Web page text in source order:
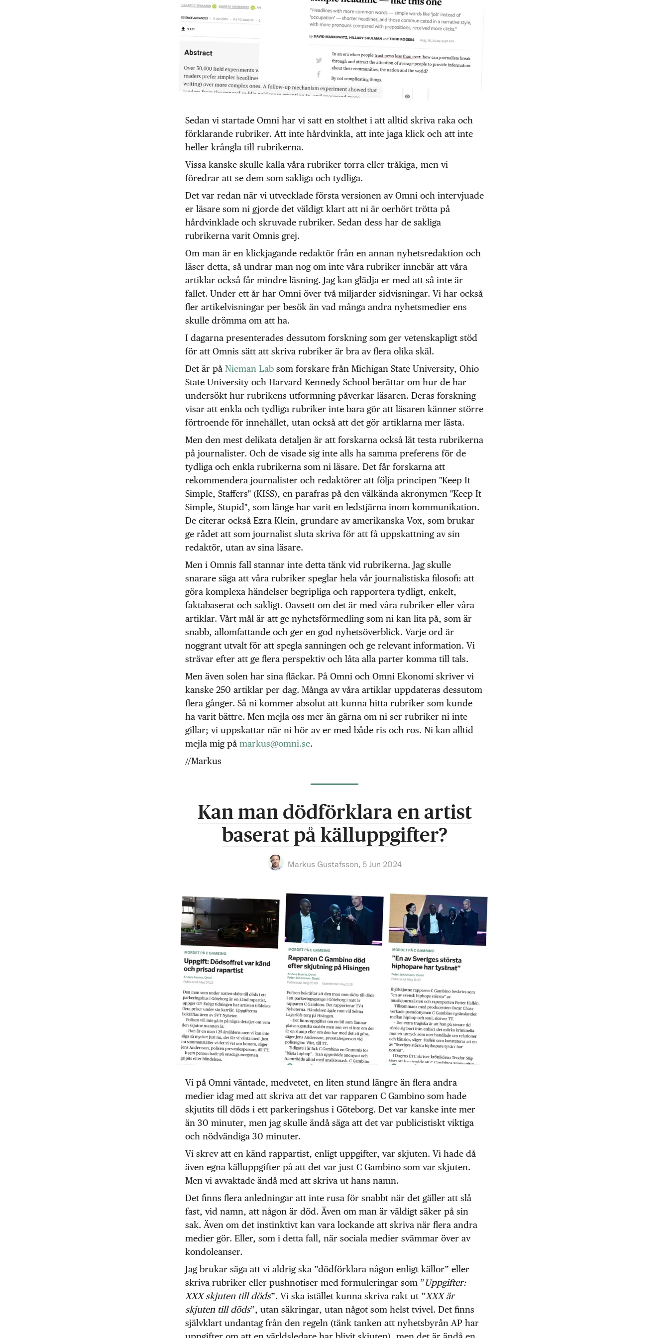
Sedan vi startade Omni har vi satt en stolthet i att alltid skriva raka och
förklarande rubriker. Att inte hårdvinkla, att inte jaga klick och att inte
heller krångla till rubrikerna.
Vissa kanske skulle kalla våra rubriker torra eller tråkiga, men vi
föredrar att se dem som sakliga och tydliga.
Det var redan när vi utvecklade första versionen av Omni och intervjuade
er läsare som ni gjorde det väldigt klart att ni är oerhört trötta på
hårdvinklade och skruvade rubriker. Sedan dess har de sakliga
rubrikerna varit Omnis grej.
Om man är en klickjagande redaktör från en annan nyhetsredaktion och
läser detta, så undrar man nog om inte våra rubriker innebär att våra
artiklar också får mindre läsning. Jag kan glädja er med att så inte är
fallet. Under ett år har Omni över två miljarder sidvisningar. Vi har också
fler artikelvisningar per besök än vad många andra nyhetsmedier ens
skulle drömma om att ha.
I dagarna presenterades dessutom forskning som ger vetenskapligt stöd
för att Omnis sätt att skriva rubriker är bra av flera olika skäl.
Det är på Nieman Lab som forskare från Michigan State University, Ohio
State University och Harvard Kennedy School berättar om hur de har
undersökt hur rubrikens utformning påverkar läsaren. Deras forskning
visar att enkla och tydliga rubriker inte bara gör att läsaren känner större
förtroende för innehållet, utan också att det gör artiklarna mer lästa.
Men den mest delikata detaljen är att forskarna också lät testa rubrikerna
på journalister. Och de visade sig inte alls ha samma preferens för de
tydliga och enkla rubrikerna som ni läsare. Det får forskarna att
rekommendera journalister och redaktörer att följa principen "Keep It
Simple, Staffers" (KISS), en parafras på den välkända akronymen "Keep It
Simple, Stupid", som länge har varit en ledstjärna inom kommunikation.
De citerar också Ezra Klein, grundare av amerikanska Vox, som brukar
ge rådet att som journalist sluta skriva för att få uppskattning av sin
redaktör, utan av sina läsare.
Men i Omnis fall stannar inte detta tänk vid rubrikerna. Jag skulle
snarare säga att våra rubriker speglar hela vår journalistiska filosofi: att
göra komplexa händelser begripliga och rapportera tydligt, enkelt,
faktabaserat och sakligt. Oavsett om det är med våra rubriker eller våra
artiklar. Vårt mål är att ge nyhetsförmedling som ni kan lita på, som är
snabb, allomfattande och ger en god nyhetsöverblick. Varje ord är
noggrant utvalt för att spegla sanningen och ge relevant information. Vi
strävar efter att ge flera perspektiv och låta alla parter komma till tals.
Men även solen har sina fläckar. På Omni och Omni Ekonomi skriver vi
kanske 250 artiklar per dag. Många av våra artiklar uppdateras dessutom
flera gånger. Så ni kommer absolut att kunna hitta rubriker som kunde
ha varit bättre. Men mejla oss mer än gärna om ni ser rubriker ni inte
gillar; vi uppskattar när ni hör av er med både ris och ros. Ni kan alltid
mejla mig på markus@omni.se.
//Markus
Kan man dödförklara en artist
baserat på källuppgifter?
Markus Gustafsson, 5 Jun 2024
Vi på Omni väntade, medvetet, en liten stund längre än flera andra
medier idag med att skriva att det var rapparen C Gambino som hade
skjutits till döds i ett parkeringshus i Göteborg. Det var kanske inte mer
än 30 minuter, men jag skulle ändå säga att det var publicistiskt viktiga
och nödvändiga 30 minuter.
Vi skrev att en känd rappartist, enligt uppgifter, var skjuten. Vi hade då
även egna källuppgifter på att det var just C Gambino som var skjuten.
Men vi avvaktade ändå med att skriva ut hans namn.
Det finns flera anledningar att inte rusa för snabbt när det gäller att slå
fast, vid namn, att någon är död. Även om man är väldigt säker på sin
sak. Även om det instinktivt kan vara lockande att skriva när flera andra
medier gör. Eller, som i detta fall, när sociala medier svämmar över av
kondoleanser.
Jag brukar säga att vi aldrig ska ”dödförklara någon enligt källor” eller
skriva rubriker eller pushnotiser med formuleringar som ”Uppgifter:
XXX skjuten till döds”. Vi ska istället kunna skriva rakt ut ”XXX är
skjuten till döds”, utan säkringar, utan något som helst tvivel. Det finns
självklart undantag från den regeln (tänk tanken att nyhetsbyrån AP har